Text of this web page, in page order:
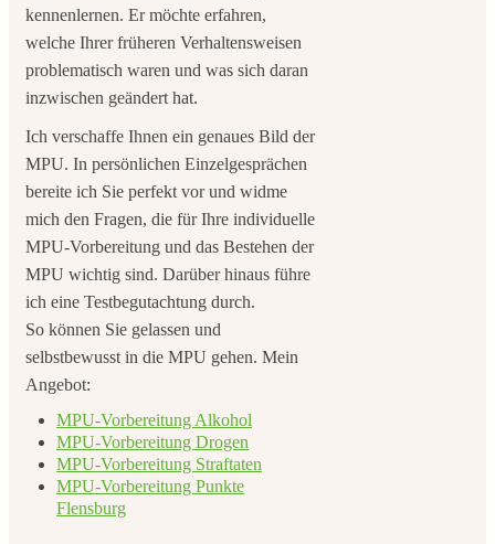
kennenlernen. Er möchte erfahren,
welche Ihrer früheren Verhaltensweisen
problematisch waren und was sich daran
inzwischen geändert hat.
Ich verschaffe Ihnen ein genaues Bild der
MPU. In persönlichen Einzelgesprächen
bereite ich Sie perfekt vor und widme
mich den Fragen, die für Ihre individuelle
MPU-Vorbereitung und das Bestehen der
MPU wichtig sind. Darüber hinaus führe
ich eine Testbegutachtung durch.
So können Sie gelassen und
selbstbewusst in die MPU gehen. Mein
Angebot:
MPU-Vorbereitung Alkohol
MPU-Vorbereitung Drogen
MPU-Vorbereitung Straftaten
MPU-Vorbereitung Punkte
Flensburg